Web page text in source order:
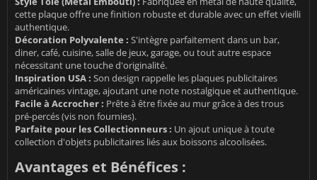
cette plaque offre une finition robuste et durable avec un effet vieilli
authentique.
Décoration Polyvalente : S'intègre parfaitement dans un bar,
diner, café, cuisine, salle de jeux, garage, ou tout autre espace
nécessitant une touche d'originalité.
Inspiration USA : Son design rappelle les plaques publicitaires
américaines vintage, ajoutant une note nostalgique et authentique.
Facile à Accrocher : Prête à être fixée au mur grâce à des trous
pré-percés (vis non fournies).
Parfaite pour les Collectionneurs : Un ajout unique à toute
collection d'objets publicitaires liés aux boissons alcoolisées.
Avantages et Bénéfices :